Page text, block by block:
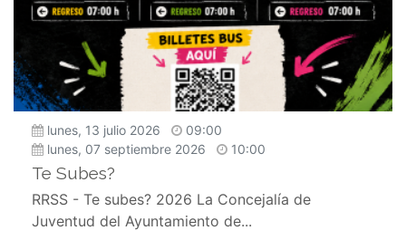
lunes, 13 julio 2026
09:00
lunes, 07 septiembre 2026
10:00
Te Subes?
RRSS - Te subes? 2026 La Concejalía de
Juventud del Ayuntamiento de...